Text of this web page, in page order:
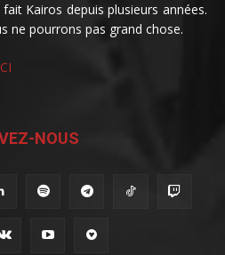
fait Kairos depuis plusieurs années.
ne pourrons pas grand chose.
NOUS